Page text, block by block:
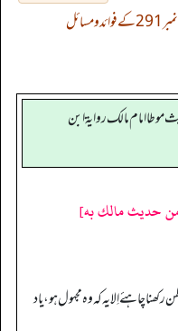
موطا امام مالك رواية ابن
چاہئے اِلا یہ کہ وہ مجہول ہو، یاد